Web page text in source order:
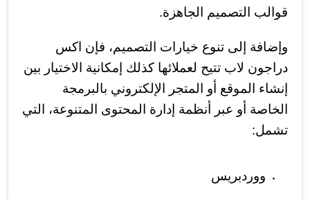
قوالب التصميم الجاهزة.
وإضافة إلى تنوع خيارات التصميم، فإن اكس
دراجون لاب تتيح لعملائها كذلك إمكانية الاختيار بين
إنشاء الموقع أو المتجر الإلكتروني بالبرمجة
الخاصة أو عبر أنظمة إدارة المحتوى المتنوعة، التي
تشمل:
ووردبريس